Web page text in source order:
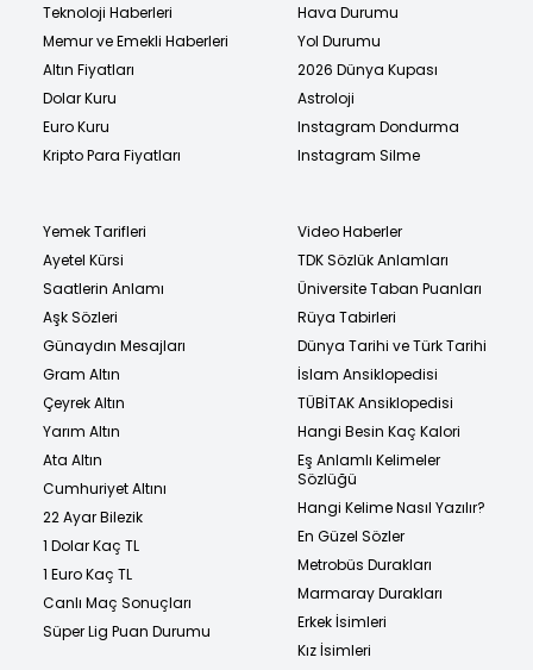
Teknoloji Haberleri
Memur ve Emekli Haberleri
Altın Fiyatları
Dolar Kuru
Euro Kuru
Kripto Para Fiyatları
Hava Durumu
Yol Durumu
2026 Dünya Kupası
Astroloji
Instagram Dondurma
Instagram Silme
Yemek Tarifleri
Ayetel Kürsi
Saatlerin Anlamı
Aşk Sözleri
Günaydın Mesajları
Gram Altın
Çeyrek Altın
Yarım Altın
Ata Altın
Cumhuriyet Altını
22 Ayar Bilezik
1 Dolar Kaç TL
1 Euro Kaç TL
Canlı Maç Sonuçları
Süper Lig Puan Durumu
Video Haberler
TDK Sözlük Anlamları
Üniversite Taban Puanları
Rüya Tabirleri
Dünya Tarihi ve Türk Tarihi
İslam Ansiklopedisi
TÜBİTAK Ansiklopedisi
Hangi Besin Kaç Kalori
Eş Anlamlı Kelimeler
Sözlüğü
Hangi Kelime Nasıl Yazılır?
En Güzel Sözler
Metrobüs Durakları
Marmaray Durakları
Erkek İsimleri
Kız İsimleri